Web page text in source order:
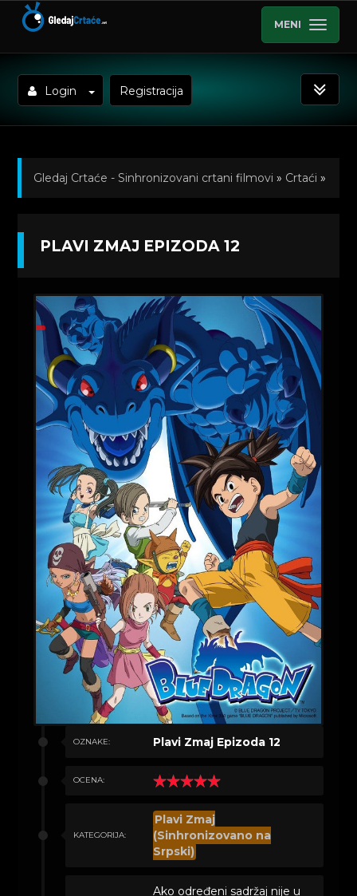
MENI
Login Registracija
Gledaj Crtaće - Sinhronizovani crtani filmovi » Crtaći »
PLAVI ZMAJ EPIZODA 12
OZNAKE: Plavi Zmaj Epizoda 12
OCENA:
KATEGORIJA:
Plavi Zmaj
(Sinhronizovano na
Srpski)
Ako određeni sadržaj nije u